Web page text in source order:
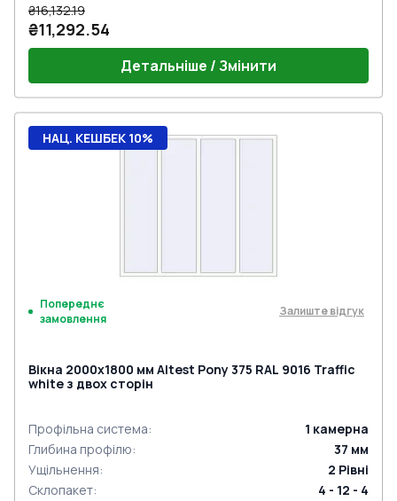
₴16,132.19
₴11,292.54
Детальніше / Змінити
НАЦ. КЕШБЕК 10%
Попереднє
замовлення
Залиште відгук
Вікна 2000x1800 мм Altest Pony 375 RAL 9016 Traffic
white з двох сторін
Профільна система: 1 камерна
Глибина профілю: 37 мм
Ущільнення: 2 Рівні
Склопакет:
4 - 12 - 4